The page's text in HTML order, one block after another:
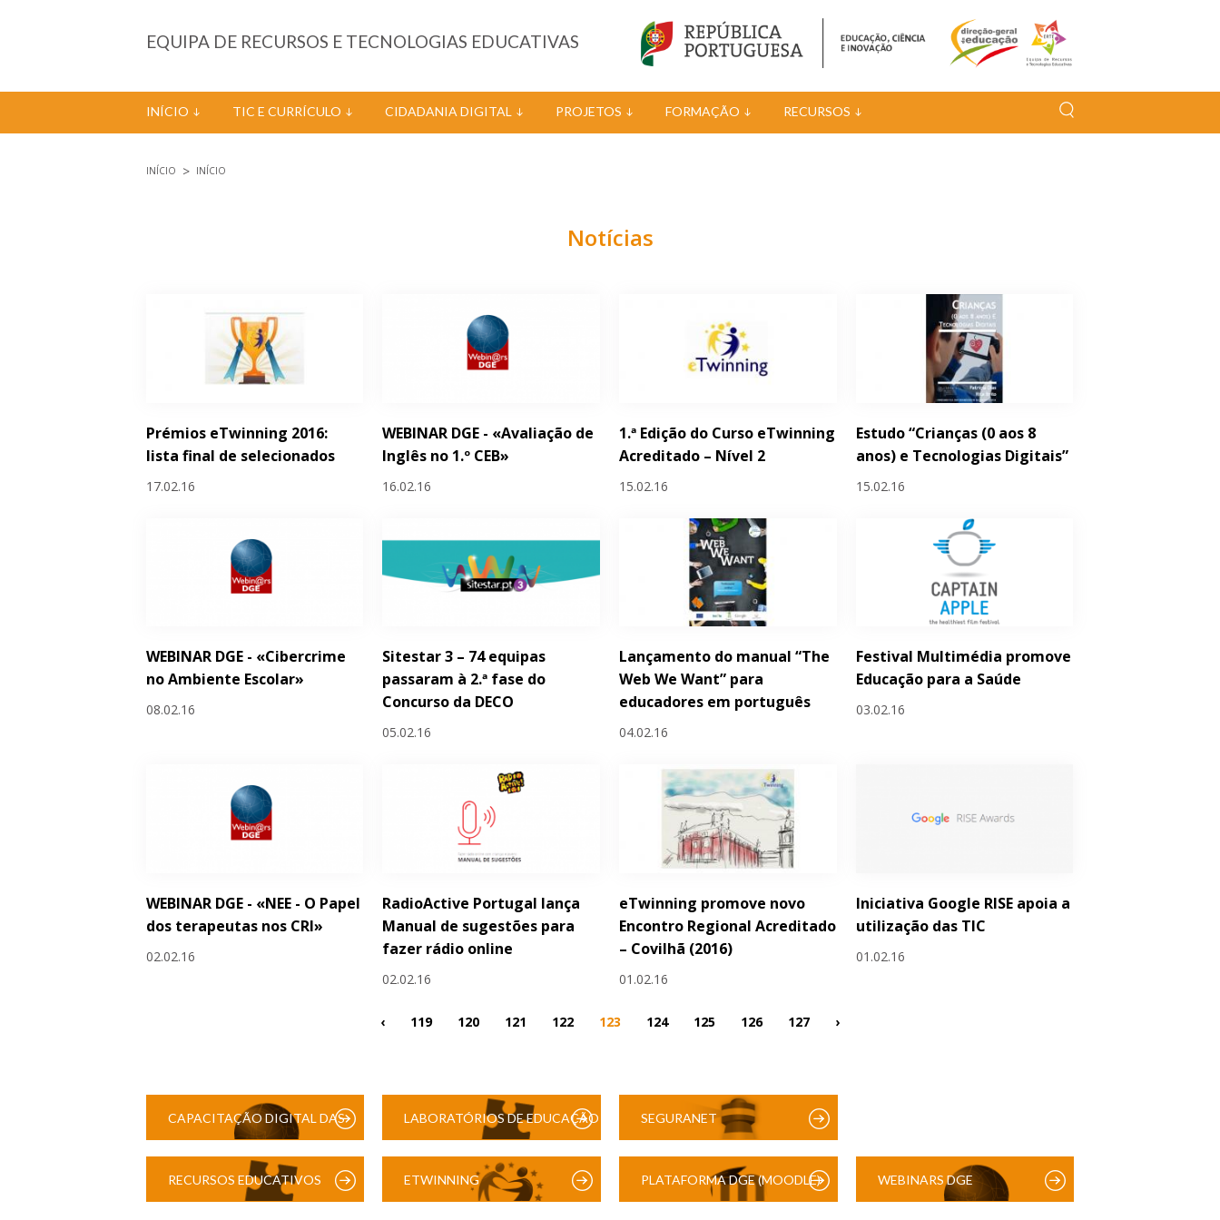
EQUIPA DE RECURSOS E TECNOLOGIAS EDUCATIVAS
INÍCIO TIC E CURRÍCULO CIDADANIA DIGITAL PROJETOS FORMAÇÃO RECURSOS
INÍCIO INÍCIO
Notícias
Prémios eTwinning 2016:
lista final de selecionados
17.02.16
WEBINAR DGE - «Avaliação de
Inglês no 1.º CEB»
16.02.16
1.ª Edição do Curso eTwinning
Acreditado – Nível 2
15.02.16
Estudo “Crianças (0 aos 8
anos) e Tecnologias Digitais”
15.02.16
WEBINAR DGE - «Cibercrime
no Ambiente Escolar»
08.02.16
Sitestar 3 – 74 equipas
passaram à 2.ª fase do
Concurso da DECO
05.02.16
Lançamento do manual “The
Web We Want” para
educadores em português
04.02.16
Festival Multimédia promove
Educação para a Saúde
03.02.16
WEBINAR DGE - «NEE - O Papel
dos terapeutas nos CRI»
02.02.16
RadioActive Portugal lança
Manual de sugestões para
fazer rádio online
02.02.16
eTwinning promove novo
Encontro Regional Acreditado
– Covilhã (2016)
01.02.16
Iniciativa Google RISE apoia a
utilização das TIC
01.02.16
Páginas
‹ 119 120 121 122 123 124 125 126 127 ›
CAPACITAÇÃO DIGITAL DAS LABORATÓRIOS DE EDUCAÇÃO SEGURANET
RECURSOS EDUCATIVOS ETWINNING PLATAFORMA DGE (MOODLE) WEBINARS DGE